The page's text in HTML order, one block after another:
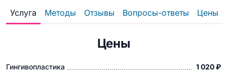
Услуга Методы Отзывы Вопросы-ответы Цены
Цены
Гингивопластика
1 020 ₽